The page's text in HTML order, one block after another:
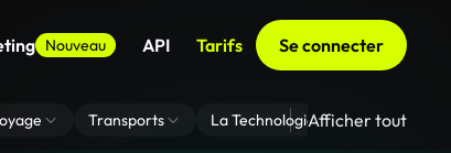
Nouveau API Tarifs Se connecter
Transports La Technologie Zoom En
Afficher tout